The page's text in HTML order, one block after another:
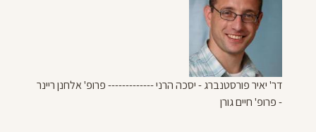
דר' יאיר פורסטנברג - יסכה הרני ------------- פרופ' אלחנן ריינר
- פרופ' חיים גורן